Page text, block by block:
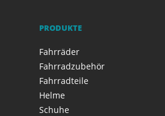
PRODUKTE
Fahrräder
Fahrradzubehör
Fahrradteile
Helme
Schuhe